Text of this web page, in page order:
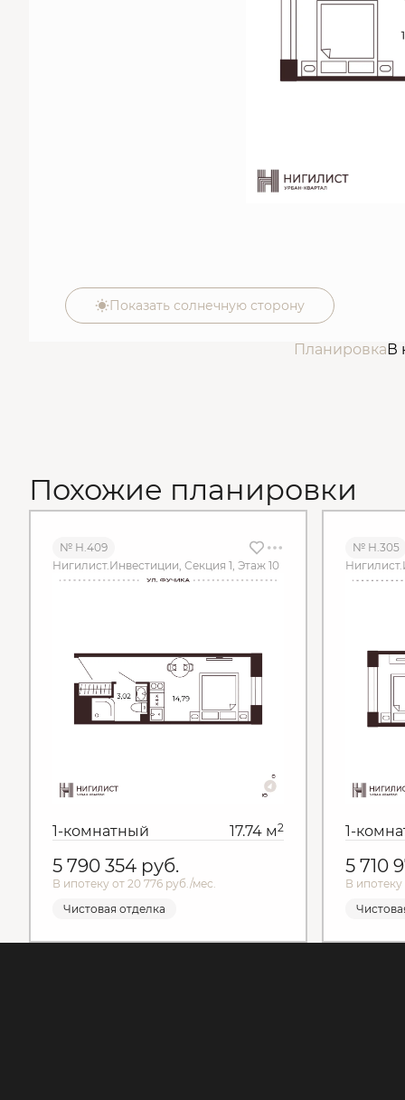
Показать солнечную сторону
ПланировкаВ
Похожие планировки
№ Н.409
Нигилист.Инвестиции, Секция 1, Этаж 10
1-комнатный 17.74 м2
5 790 354 руб.
В ипотеку от 20 776 руб./мес.
Чистовая отделка
№ Н.305
1-
5 710
В ипотеку